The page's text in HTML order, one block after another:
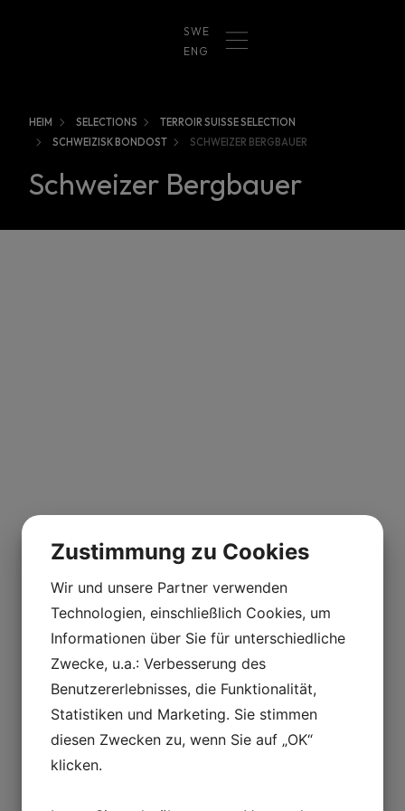
SWE
ENG
HEIM SELECTIONS
TERROIR SUISSE SELECTION
SCHWEIZISK BONDOST
SCHWEIZER BERGBAUER
Schweizer Bergbauer
Schweizer Bergbauer
„Bergbauer“, ein Bergkäse, hergestellt auf 790 m ü.
M. von Fritz Baumgartner von der Käserei Trub,
mehrfach ausgezeichnet als einer der weltweit
Zustimmung zu Cookies
Wir und unsere Partner verwenden
Technologien, einschließlich Cookies, um
Informationen über Sie für unterschiedliche
Zwecke, u.a.: Verbesserung des
Benutzererlebnisses, die Funktionalität,
Statistiken und Marketing. Sie stimmen
diesen Zwecken zu, wenn Sie auf „OK“
klicken.